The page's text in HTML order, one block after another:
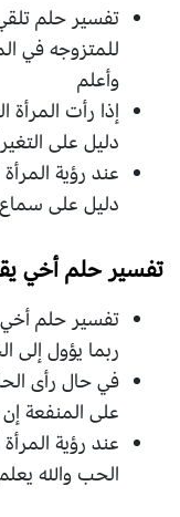
تفسير حلم
للمتزوجه في
وأعلم
إذا رأت المرأة
دليل على
عند رؤية
دليل على سماع
تفسير حلم أخي
تفسير حلم أخي
ربما يؤول إلى
في حال رأى
على المنفعة إن
عند رؤية
الحب والله